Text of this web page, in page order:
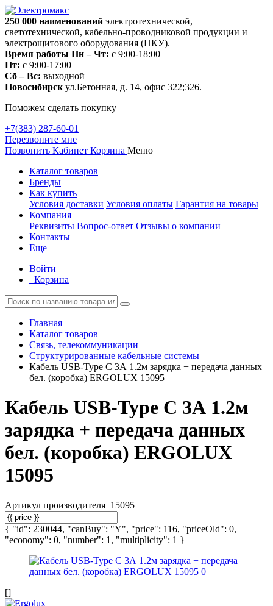
250 000 наименований электротехнической,
светотехнической, кабельно-проводниковой продукции и
электрощитового оборудования (НКУ).
Время работы Пн – Чт: с 9:00-18:00
Пт: с 9:00-17:00
Сб – Вс: выходной
Новосибирск ул.Бетонная, д. 14, офис 322;326.
Поможем сделать покупку
+7(383) 287-60-01
Перезвоните мне
Позвонить Кабинет Корзина Меню
Каталог товаров
Бренды
Как купить
Условия доставки Условия оплаты Гарантия на товары
Компания
Реквизиты Вопрос-ответ Отзывы о компании
Контакты
Еще
Войти
Корзина
Главная
Каталог товаров
Связь, телекоммуникации
Структурированные кабельные системы
Кабель USB-Type C 3А 1.2м зарядка + передача данных
бел. (коробка) ERGOLUX 15095
Кабель USB-Type C 3А 1.2м
зарядка + передача данных
бел. (коробка) ERGOLUX
15095
Артикул производителя 15095
{ "id": 230044, "canBuy": "Y", "price": 116, "priceOld": 0,
"economy": 0, "number": 1, "multiplicity": 1 }
[]